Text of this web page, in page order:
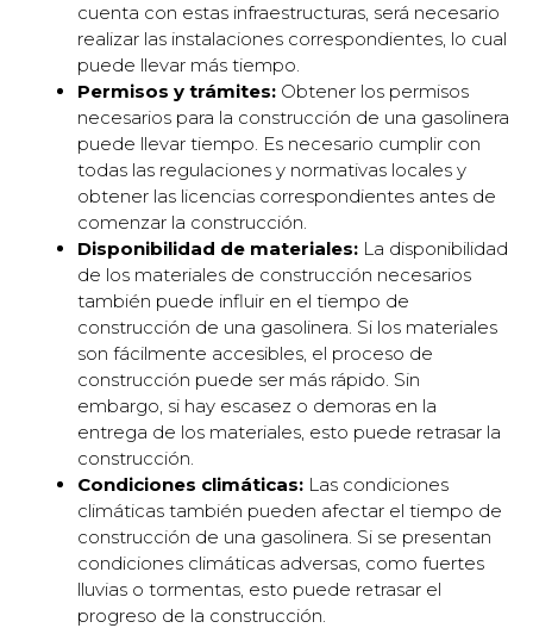
cuenta con estas infraestructuras, será necesario
realizar las instalaciones correspondientes, lo cual
puede llevar más tiempo.
Permisos y trámites: Obtener los permisos
necesarios para la construcción de una gasolinera
puede llevar tiempo. Es necesario cumplir con
todas las regulaciones y normativas locales y
obtener las licencias correspondientes antes de
comenzar la construcción.
Disponibilidad de materiales: La disponibilidad
de los materiales de construcción necesarios
también puede influir en el tiempo de
construcción de una gasolinera. Si los materiales
son fácilmente accesibles, el proceso de
construcción puede ser más rápido. Sin
embargo, si hay escasez o demoras en la
entrega de los materiales, esto puede retrasar la
construcción.
Condiciones climáticas: Las condiciones
climáticas también pueden afectar el tiempo de
construcción de una gasolinera. Si se presentan
condiciones climáticas adversas, como fuertes
lluvias o tormentas, esto puede retrasar el
progreso de la construcción.